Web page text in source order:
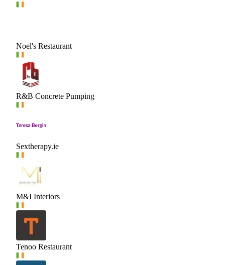
Noel's Restaurant
R&B Concrete Pumping
Sextherapy.ie
M&I Interiors
Tenoo Restaurant